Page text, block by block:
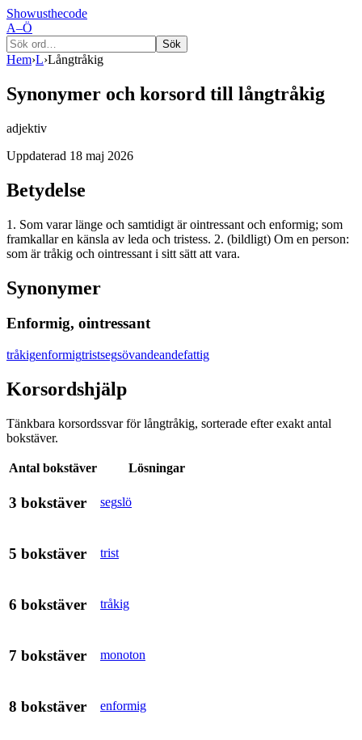
Showusthecode
A–Ö
Sök
Hem›L›Långtråkig
Synonymer och korsord till långtråkig
adjektiv
Uppdaterad 18 maj 2026
Betydelse
1. Som varar länge och samtidigt är ointressant och enformig; som
framkallar en känsla av leda och tristess. 2. (bildligt) Om en person:
som är tråkig och ointressant i sitt sätt att vara.
Synonymer
Enformig, ointressant
tråkigenformigtristsegsövandeandefattig
Korsordshjälp
Tänkbara korsordssvar förlångtråkig, sorterade efter exakt antal
bokstäver.
Antal bokstäver Lösningar
3 bokstäver segslö
5 bokstäver trist
6 bokstäver tråkig
7 bokstäver monoton
8 bokstäver enformig